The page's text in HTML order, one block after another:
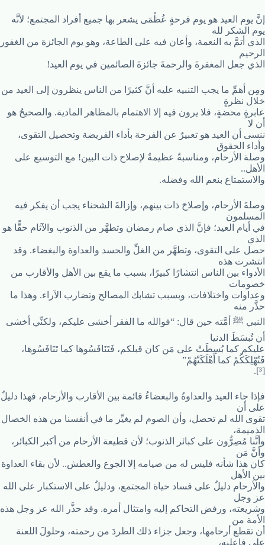
إنَّ يوم العيد هو يوم فرحةٍ عُظْمَى يشعر بها جميع أفراد المجتمع؛ لأنَّه
يوم الشكر لله
الذي أتمَّ به النعمة، وأعان فيه على الطاعة، وهو يوم الجائزة من الغفور
الرحيم
الذي جعل المغفرةَ والرحمةَ جائزةَ الصائمين في يوم العيد!
ومِن أهمِّ ما يجب التنبيه عليه أنَّ كثيرًا من الناس ينظرون إلى العيد من
خلال نظرةٍ
عابرةٍ محضةٍ، فلا يرون فيه إلا الاهتمام بالمظاهر المادية. والصحيحُ هو
أن لا
ننسى أن العيد هو تعبيرٌ عن الفرحة بأداء الفريضة وتحصيل التقوى،
وأداء الحقوق
وصلة الأرحام، ومناسبةٌ عظيمةٌ لإصلاح ذات البين! مع التوسيع على
الأهل..
والاستمتاع بنعم الله وفضله.
وصلةَ الأرحام، وإصلاحَ ذات بينهم، وإزالةَ الشحناء يجب أن يفكر فيه
المسلمون
في أيام العيد؛ فإنَّ الذي صام رمضان وتطهَّر من الذنوب والآثام حقًّا هو
الذي
حصل على التقوى، وتطهَّر من الغلِّ والحسد والعداوة والبغضاء. وقد
انتشرت هذه
الأدواء بين الناس انتشارًا كبيرًا، بسبب ما يقع بين الأهل والأقارب من
خصومات
وعداوات واختلافات، وبسبب تشابك المصالح وتضارب الآراء. وهذا ما
حذَّر منه
النبي ﷺ أمَّته حين قال: “فوالله ما الفقر أخشى عليكم، ولكنِّي أخشى
أن تُبسَطَ الدنيا
عليكم كما بُسِطَتْ على مَن كان قبلكم، فَتَنَافَسُوها كما تَنَافَسُوها،
فَتُهْلِكَكُمْ كما أَهْلَكَتْهُمْ”
[³].
فإذا جاء العيد والعداوةُ والبغضاءُ قائمة بين الأقارب والأرحام، فهذا دليلٌ
على أن
تقوى الله لم تحصل، وأن الصوم لم يغيِّر ما في أنفسنا من هذه الخصال
الذميمة،
وأنَّنا مُصِرُّون على كبائر الذنوب؛ لأن قطيعة الأرحام من أكبر الكبائر،
وأنَّ مَن
كان هذا شأنه فليس له من صيامه إلا الجوع والعطش.. لأن بقاء العداوة
بين الأهل
والأرحام دليلٌ على فساد حياة المجتمع، ودليلٌ على الاستكبار على الله
عز وجل
وشريعته، ورفض التحاكم إليه وامتثال أمره. وقد حذَّر الله عز وجل هذه
الأمة من
أن تقطع أرحامها، وجعل جزاء ذلك الطردَ من رحمته، وحلولَ اللعنة
على فاعليه،